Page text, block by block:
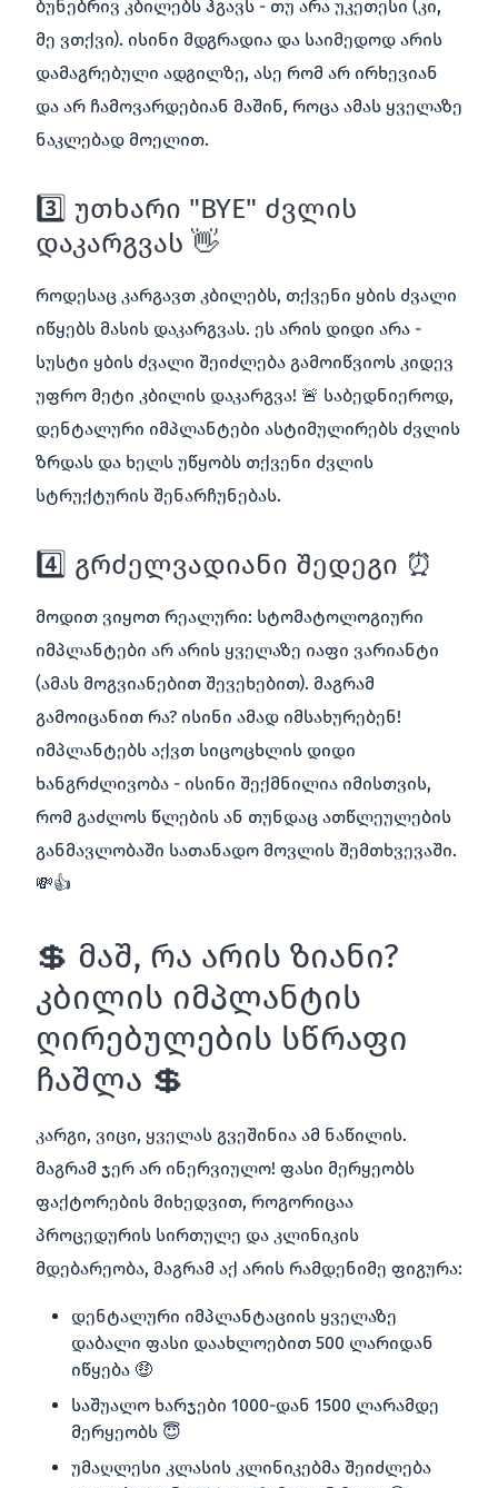
ბუნებრივ კბილებს ჰგავს - თუ არა უკეთესი (კი,
მე ვთქვი). ისინი მდგრადია და საიმედოდ არის
დამაგრებული ადგილზე, ასე რომ არ ირხევიან
და არ ჩამოვარდებიან მაშინ, როცა ამას ყველაზე
ნაკლებად მოელით.
3️⃣ უთხარი "BYE" ძვლის
დაკარგვას 👋
როდესაც კარგავთ კბილებს, თქვენი ყბის ძვალი
იწყებს მასის დაკარგვას. ეს არის დიდი არა -
სუსტი ყბის ძვალი შეიძლება გამოიწვიოს კიდევ
უფრო მეტი კბილის დაკარგვა! 🚨 საბედნიეროდ,
დენტალური იმპლანტები ასტიმულირებს ძვლის
ზრდას და ხელს უწყობს თქვენი ძვლის
სტრუქტურის შენარჩუნებას.
4️⃣ გრძელვადიანი შედეგი ⏰
მოდით ვიყოთ რეალური: სტომატოლოგიური
იმპლანტები არ არის ყველაზე იაფი ვარიანტი
(ამას მოგვიანებით შევეხებით). მაგრამ
გამოიცანით რა? ისინი ამად იმსახურებენ!
იმპლანტებს აქვთ სიცოცხლის დიდი
ხანგრძლივობა - ისინი შექმნილია იმისთვის,
რომ გაძლოს წლების ან თუნდაც ათწლეულების
განმავლობაში სათანადო მოვლის შემთხვევაში.
💸👍
💲 მაშ, რა არის ზიანი?
კბილის იმპლანტის
ღირებულების სწრაფი
ჩაშლა 💲
კარგი, ვიცი, ყველას გვეშინია ამ ნაწილის.
მაგრამ ჯერ არ ინერვიულო! ფასი მერყეობს
ფაქტორების მიხედვით, როგორიცაა
პროცედურის სირთულე და კლინიკის
მდებარეობა, მაგრამ აქ არის რამდენიმე ფიგურა:
დენტალური იმპლანტაციის ყველაზე
დაბალი ფასი დაახლოებით 500 ლარიდან
იწყება 🤑
საშუალო ხარჯები 1000-დან 1500 ლარამდე
მერყეობს 😇
უმაღლესი კლასის კლინიკებმა შეიძლება